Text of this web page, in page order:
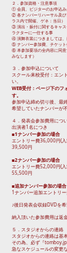
２．参加資格・注意事項
① 会員、ビジターのお申込み
② 各ナンバーリハーサル及び
ラス内で開催、ゲネ：当日）
③ 演出・振付に関するキャス
ラクターに一任する事
④ 演舞衣装につきましては
⑤ ナンバー参加費、チケット
⑥ 本参加要項の全内容に同意
みなします）
３．参加申込について
スクール来校受付：エン
い。
WEB受付：ページ下のフ
す。
参加申込締め切り後、最
希望していたナンバーが
４．発表会参加費用につ
出演者1名につき
■1ナンバー参加の場合
エントリー費36,000円(
39,500円
■2ナンバー参加の場合
エントリー費52,000円(
55,500円
■追加ナンバー参加の場合
1ナンバー追加エントリ
♪後日発表会収録DVDを
納入頂いた参加費用は返
５．スタジオからの連絡
スタジオからの連絡は基
その為、必ず『tomboy.jp
急なスケジュールの変更